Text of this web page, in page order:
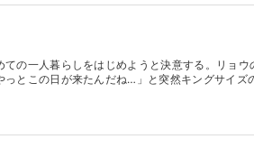
の一人暮らしをはじめようと決意する。リョウ
とこの日が来たんだね…」と突然キングサイズ